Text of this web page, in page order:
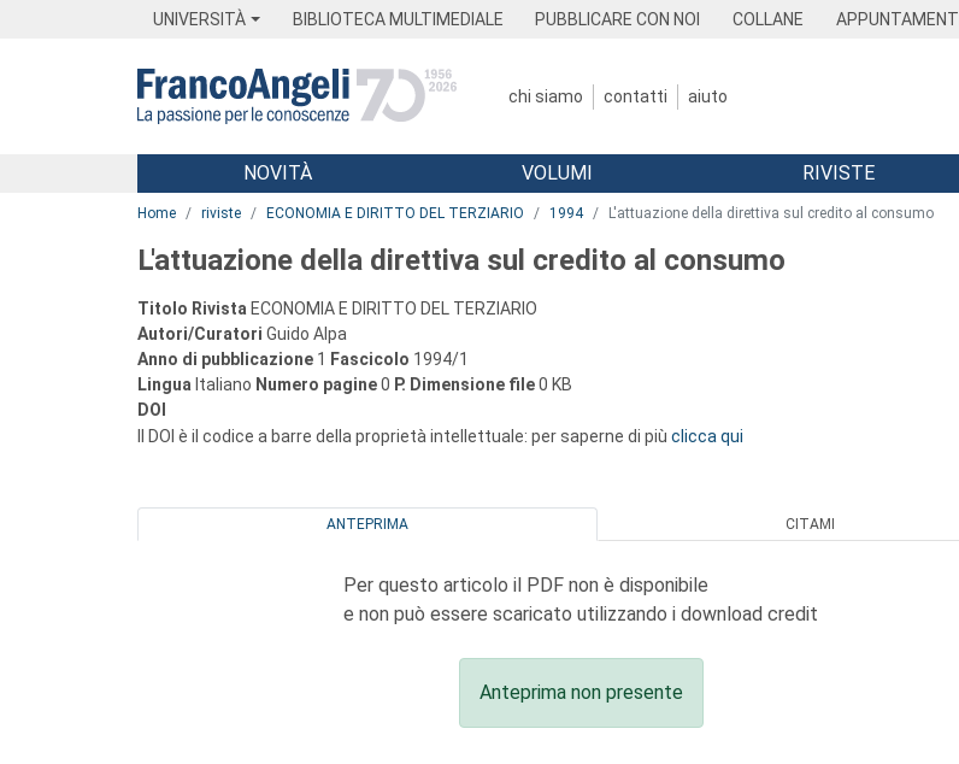
UNIVERSITÀ BIBLIOTECA MULTIMEDIALE PUBBLICARE CON NOI COLLANE APPUNTAMENTI
chi siamo contatti aiuto
Menu
NOVITÀ VOLUMI RIVISTE
Home riviste ECONOMIA E DIRITTO DEL TERZIARIO 1994 L'attuazione della direttiva sul credito al consumo
L'attuazione della direttiva sul credito al consumo
Titolo Rivista ECONOMIA E DIRITTO DEL TERZIARIO
Autori/Curatori Guido Alpa
Anno di pubblicazione 1 Fascicolo 1994/1
Lingua Italiano Numero pagine0 P. Dimensione file0 KB
DOI
Il DOI è il codice a barre della proprietà intellettuale: per saperne di più clicca qui
ANTEPRIMA CITAMI
Per questo articolo il PDF non è disponibile
e non può essere scaricato utilizzando i download credit
Anteprima non presente